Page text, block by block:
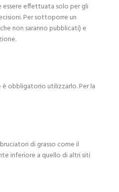
essere effettuata solo per gli
Per sottoporre un
non saranno pubblicati) e
obbligatorio utilizzarlo. Per la
di grasso come il
inferiore a quello di altri siti